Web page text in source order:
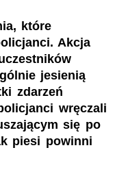
które
Akcja
jesienią
zdarzeń
wręczali
się po
piesi powinni